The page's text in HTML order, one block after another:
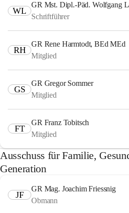
WL
GR Mst. Dipl.-Päd. Wolfgang
Schriftführer
RH
GR Rene Harmtodt, BEd MEd
Mitglied
GS
GR Gregor Sommer
Mitglied
FT
GR Franz Tobitsch
Mitglied
Ausschuss für Familie,
Generation
JF
GR Mag. Joachim Friessnig
Obmann